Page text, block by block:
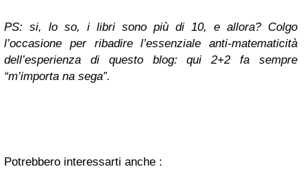
PS: si, lo so, i libri sono più di 10, e allora? Colgo
l’occasione per ribadire l’essenziale anti-matematicità
dell’esperienza di questo blog: qui 2+2 fa sempre
“m’importa na sega”.
Potrebbero interessarti anche :